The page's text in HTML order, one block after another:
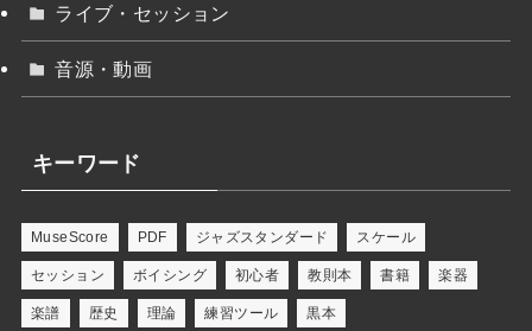
ライブ・セッション
音源・動画
キーワード
MuseScore PDF ジャズスタンダード スケール
セッション ボイシング 初心者 教則本 書籍 楽器
楽譜 歴史 理論 練習ツール 黒本